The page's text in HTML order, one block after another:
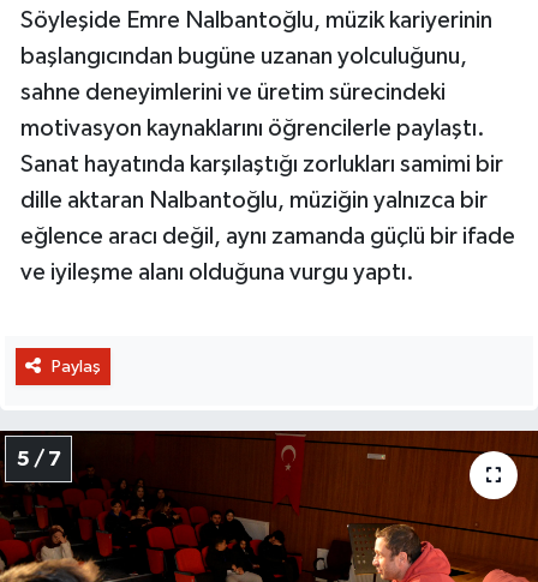
Söyleşide Emre Nalbantoğlu, müzik kariyerinin
başlangıcından bugüne uzanan yolculuğunu,
sahne deneyimlerini ve üretim sürecindeki
motivasyon kaynaklarını öğrencilerle paylaştı.
Sanat hayatında karşılaştığı zorlukları samimi bir
dille aktaran Nalbantoğlu, müziğin yalnızca bir
eğlence aracı değil, aynı zamanda güçlü bir ifade
ve iyileşme alanı olduğuna vurgu yaptı.
Paylaş
5 / 7